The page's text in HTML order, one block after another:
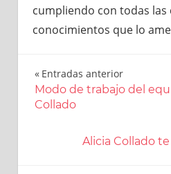
cumpliendo con todas las
conocimientos que lo
Navegación
entradas
Entradas anterior
Modo de trabajo del
Collado
Alicia Collado